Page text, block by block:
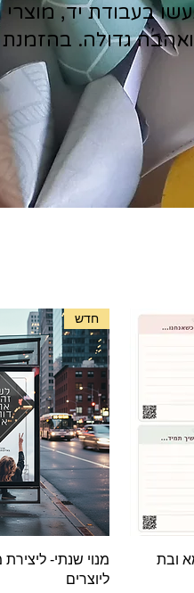
בעבודת יד,
גדולה.
ובת
חדש
מנוי שנתי-
ליוצרים